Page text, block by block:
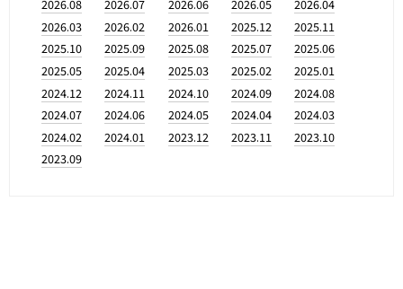
2026.08 2026.07 2026.06 2026.05
2026.04
2026.03
2026.02 2026.01 2025.12
2025.11
2025.10
2025.09 2025.08 2025.07
2025.06
2025.05
2025.04 2025.03 2025.02
2025.01
2024.12
2024.11 2024.10 2024.09
2024.08
2024.07
2024.06 2024.05 2024.04
2024.03
2024.02
2024.01 2023.12 2023.11
2023.10
2023.09